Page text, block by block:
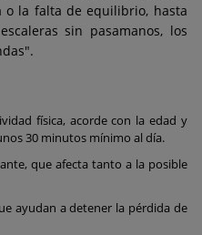
o la falta de equilibrio, hasta
sin pasamanos, los
física, acorde con la edad y
30 minutos mínimo al día.
que afecta tanto a la posible
ayudan a detener la pérdida de